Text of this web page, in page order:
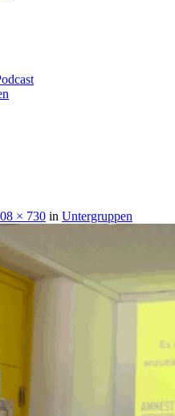
× 730 in Untergruppen